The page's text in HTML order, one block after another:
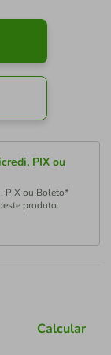
PIX ou
PIX ou Boleto*
produto.
Calcular